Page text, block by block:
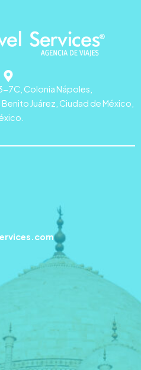
7C, Colonia Nápoles,
Juárez, Ciudad de México,